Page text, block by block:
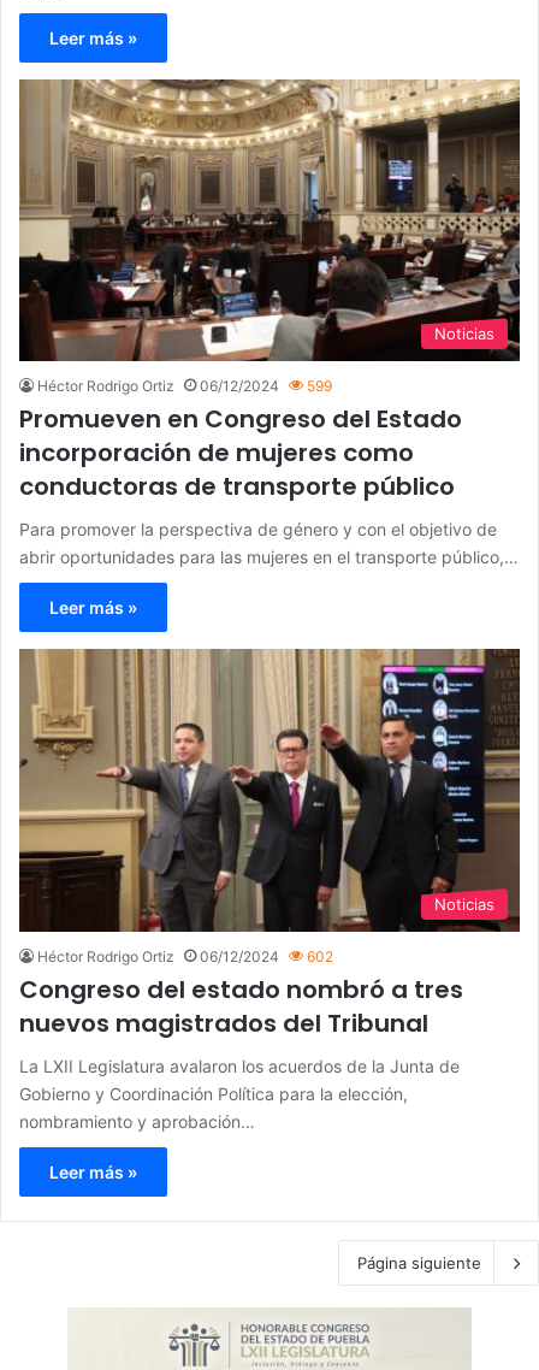
Leer más »
Noticias
Héctor Rodrigo Ortiz 06/12/2024 599
Promueven en Congreso del Estado
incorporación de mujeres como
conductoras de transporte público
Para promover la perspectiva de género y con el objetivo de
abrir oportunidades para las mujeres en el transporte público,…
Leer más »
Noticias
Héctor Rodrigo Ortiz 06/12/2024 602
Congreso del estado nombró a tres
nuevos magistrados del Tribunal
La LXII Legislatura avalaron los acuerdos de la Junta de
Gobierno y Coordinación Política para la elección,
nombramiento y aprobación…
Leer más »
Página siguiente